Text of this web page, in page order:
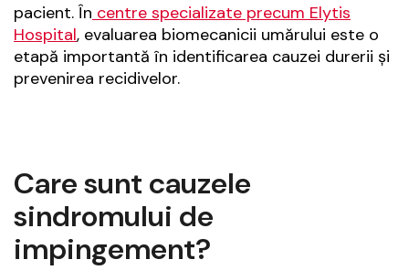
pacient. În centre specializate precum Elytis
Hospital, evaluarea biomecanicii umărului este o
etapă importantă în identificarea cauzei durerii și
prevenirea recidivelor.
Care sunt cauzele
sindromului de
impingement?